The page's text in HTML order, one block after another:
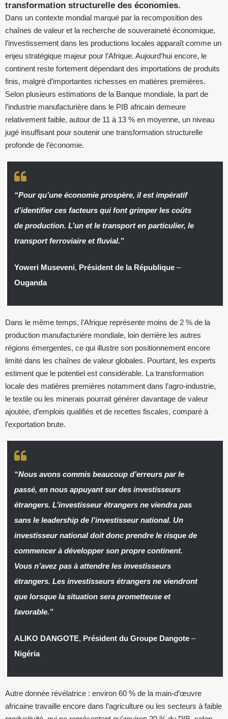
transformation structurelle des économies.
Dans un contexte mondial marqué par la recomposition des
chaînes de valeur et la recherche de souveraineté économique,
l’investissement dans les productions locales apparaît comme un
enjeu stratégique majeur pour l’Afrique. Aujourd’hui encore, le
continent reste fortement dépendant des importations de produits
finis, malgré d’importantes richesses en matières premières.
Selon plusieurs estimations de la Banque mondiale, la part de
l’industrie manufacturière dans le PIB africain demeure
relativement faible, autour de 11 à 13 % en moyenne, un niveau
jugé insuffisant pour soutenir une transformation structurelle
profonde de l’économie.
“Pour qu’une économie prospère, il est impératif
d’identifier ces facteurs qui font grimper les coûts
de production. L’un et le transport en particulier, le
transport ferroviaire et fluvial.”
Yoweri Museveni, Président de la République–
Ouganda
Dans le même temps, l’Afrique représente moins de 2 % de la
production manufacturière mondiale, loin derrière les autres
régions émergentes, ce qui illustre son positionnement encore
limité dans les chaînes de valeur globales. Pourtant, les experts
estiment que le potentiel est considérable. La transformation
locale des matières premières notamment dans l’agro-industrie,
le textile ou les minerais pourrait générer davantage de valeur
ajoutée, d’emplois qualifiés et de recettes fiscales, comparé à
l’exportation brute.
“Nous avons commis beaucoup d’erreurs par le
passé, en nous appuyant sur des investisseurs
étrangers. L’investisseur étrangers ne viendra pas
sans le leadership de l’investisseur national. Un
investisseur national doit donc prendre le risque de
commencer à développer son propre continent.
Vous n’avez pas à attendre les investisseurs
étrangers. Les investisseurs étrangers ne viendront
que lorsque la situation sera prometteuse et
favorable.”
ALIKO DANGOTE, Président du Groupe Dangote–
Nigéria
Autre donnée révélatrice : environ 60 % de la main-d’œuvre
africaine travaille encore dans l’agriculture ou les secteurs à faible